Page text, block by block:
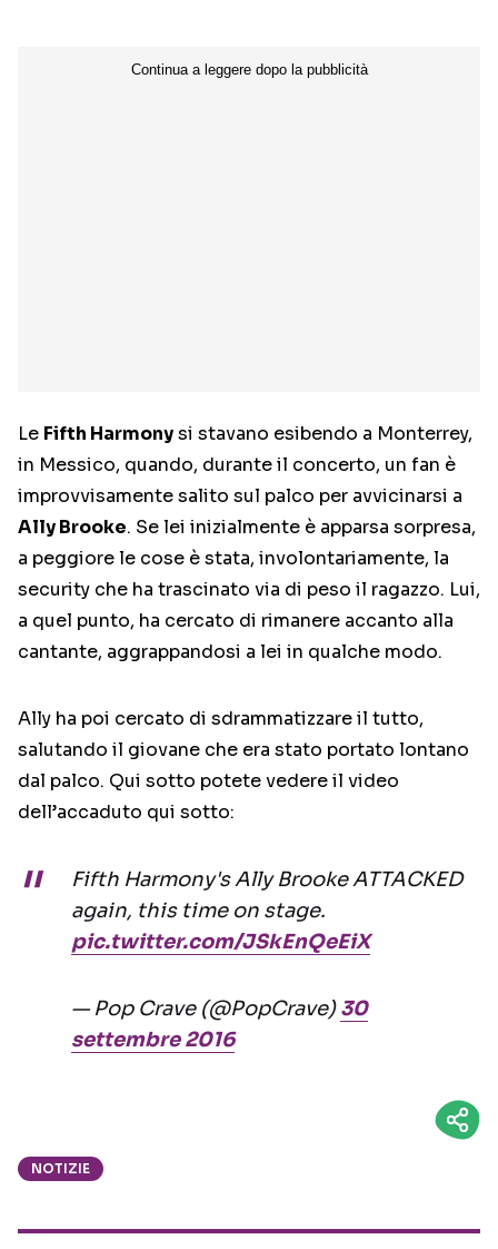
Le Fifth Harmonysi stavano esibendo a Monterrey,
in Messico, quando, durante il concerto, un fan è
improvvisamente salito sul palco per avvicinarsi a
Ally Brooke. Se lei inizialmente è apparsa sorpresa,
a peggiore le cose è stata, involontariamente, la
security che ha trascinato via di peso il ragazzo. Lui,
a quel punto, ha cercato di rimanere accanto alla
cantante, aggrappandosi a lei in qualche modo.
Ally ha poi cercato di sdrammatizzare il tutto,
salutando il giovane che era stato portato lontano
dal palco. Qui sotto potete vedere il video
dell’accaduto qui sotto:
Fifth Harmony's Ally Brooke ATTACKED
again, this time on stage.
pic.twitter.com/JSkEnQeEiX
— Pop Crave (@PopCrave)30
settembre 2016
NOTIZIE